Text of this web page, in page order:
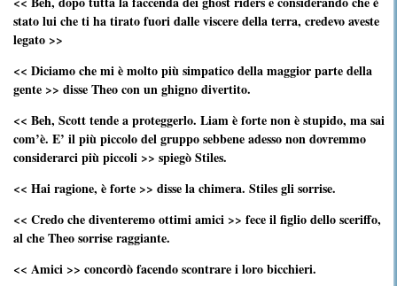
stato lui che ti ha tirato fuori dalle viscere della terra, credevo aveste
legato >>
<< Diciamo che mi è molto più simpatico della maggior parte della
gente >> disse Theo con un ghigno divertito.
<< Beh, Scott tende a proteggerlo. Liam è forte non è stupido, ma sai
com’è. E’ il più piccolo del gruppo sebbene adesso non dovremmo
considerarci più piccoli >> spiegò Stiles.
<< Hai ragione, è forte >> disse la chimera. Stiles gli sorrise.
<< Credo che diventeremo ottimi amici >> fece il figlio dello sceriffo,
al che Theo sorrise raggiante.
<< Amici >> concordò facendo scontrare i loro bicchieri.